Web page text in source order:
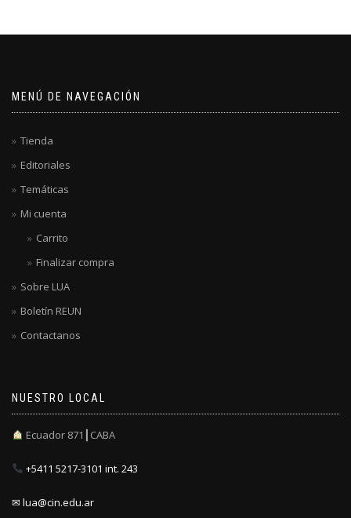
MENÚ DE NAVEGACIÓN
Tienda
Editoriales
Temáticas
Mi cuenta
Carrito
Finalizar compra
Sobre LUA
Boletín REUN
Contactanos
NUESTRO LOCAL
Ecuador 871┃CABA
+5411 5217-3101 int. 243
✉ lua@cin.edu.ar